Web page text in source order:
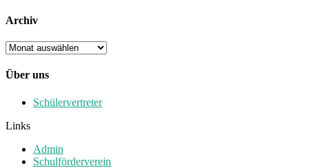
Archiv
Archiv
Über uns
Schülervertreter
Links
Admin
Schulförderverein